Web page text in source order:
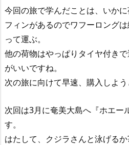
今回の旅で学んだことは、いかに
フィンがあるのでワフーロング
って運ぶ。
他の荷物はやっぱりタイヤ付き
がいいですね。
次の旅に向けて早速、購入しよう
次回は3月に奄美大島へ『ホエー
す。
はたして、クジラさんと泳げるか